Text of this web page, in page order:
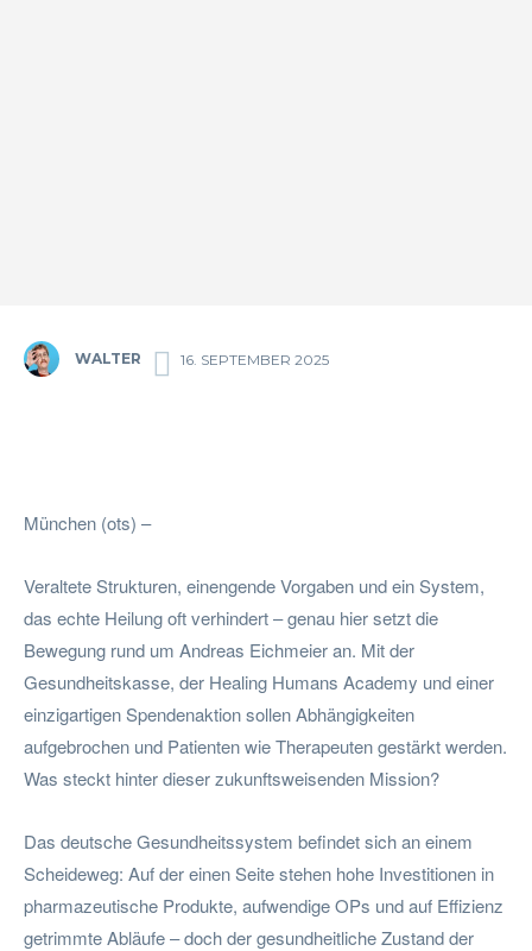
WALTER 16. SEPTEMBER 2025
München (ots) –
Veraltete Strukturen, einengende Vorgaben und ein System,
das echte Heilung oft verhindert – genau hier setzt die
Bewegung rund um Andreas Eichmeier an. Mit der
Gesundheitskasse, der Healing Humans Academy und einer
einzigartigen Spendenaktion sollen Abhängigkeiten
aufgebrochen und Patienten wie Therapeuten gestärkt werden.
Was steckt hinter dieser zukunftsweisenden Mission?
Das deutsche Gesundheitssystem befindet sich an einem
Scheideweg: Auf der einen Seite stehen hohe Investitionen in
pharmazeutische Produkte, aufwendige OPs und auf Effizienz
getrimmte Abläufe – doch der gesundheitliche Zustand der